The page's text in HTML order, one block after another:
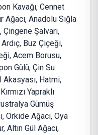
Kavağı, Cennet
Ağacı, Anadolu Sığla
Çingene Şalvarı,
Ardıç, Buz Çiçeği,
Acem Borusu,
Gülü, Çin Su
Hatmi,
Yapraklı
Gümüş
Orkide Ağacı, Oya
Altın Gül Ağacı,